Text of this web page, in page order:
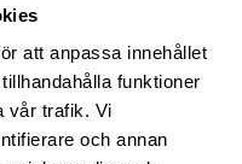
att anpassa innehållet
funktioner
vår trafik. Vi
och annan
70X198MM 56 HÅL
10MM
kr inkl. moms